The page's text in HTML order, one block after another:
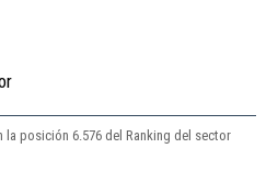
la posición 6.576 del Ranking del sector